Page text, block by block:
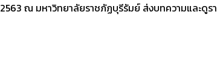
2563 ณ มหาวิทยาลัยราชภัฏบุรีรัมย์ ส่งบทความและดูร